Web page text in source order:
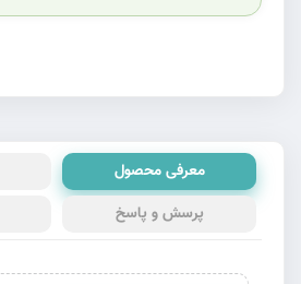
معرفی محصول
پرسش و پاسخ